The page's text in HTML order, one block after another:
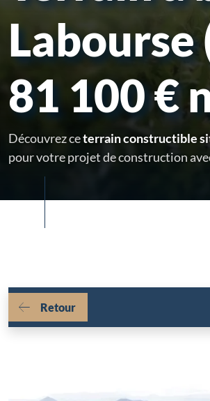
Labourse
81 100 €
Découvrez ceterrain constructible
pour votre projet de construction
Retour